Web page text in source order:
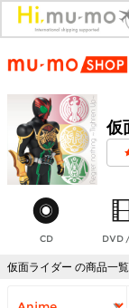
仮
CD DVD
仮面ライダー の商品一